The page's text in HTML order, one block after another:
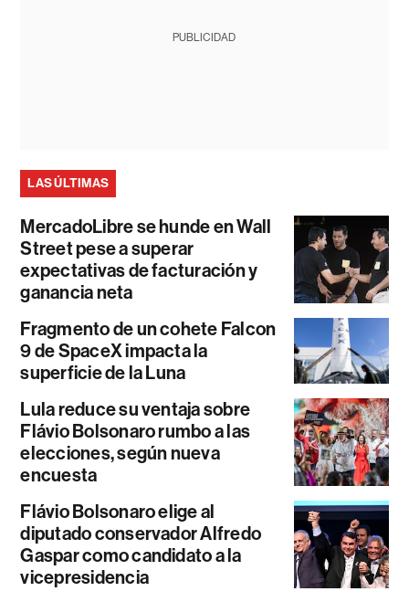
PUBLICIDAD
LAS ÚLTIMAS
MercadoLibre se hunde en Wall
Street pese a superar
expectativas de facturación y
ganancia neta
Fragmento de un cohete Falcon
9 de SpaceX impacta la
superficie de la Luna
Lula reduce su ventaja sobre
Flávio Bolsonaro rumbo a las
elecciones, según nueva
encuesta
Flávio Bolsonaro elige al
diputado conservador Alfredo
Gaspar como candidato a la
vicepresidencia